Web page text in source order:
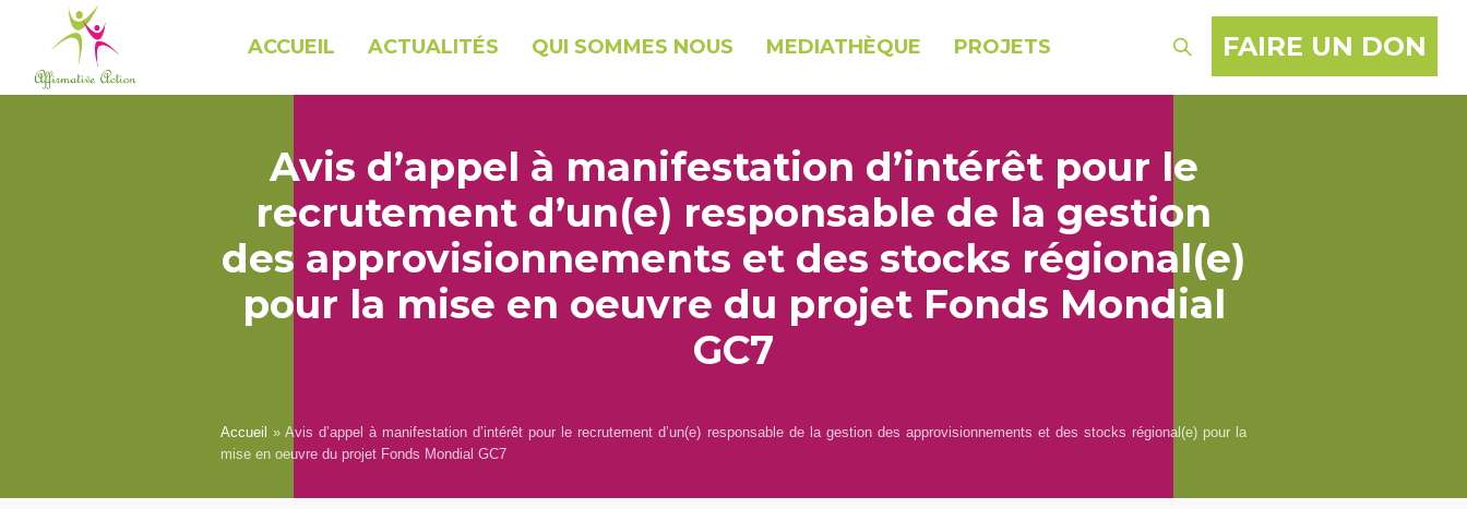
FAIRE UN DON
ACCUEIL ACTUALITÉS QUI SOMMES NOUS MEDIATHÈQUE PROJETS
Avis d’appel à manifestation d’intérêt pour le
recrutement d’un(e) responsable de la gestion
des approvisionnements et des stocks régional(e)
pour la mise en oeuvre du projet Fonds Mondial
GC7
Accueil »Avis d’appel à manifestation d’intérêt pour le recrutement d’un(e) responsable de la gestion des approvisionnements et des stocks régional(e) pour la
mise en oeuvre du projet Fonds Mondial GC7